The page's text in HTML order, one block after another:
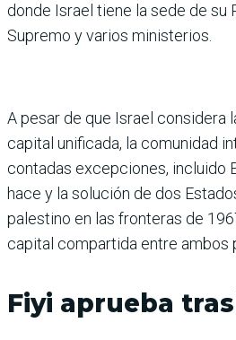
donde Israel tiene la sede de su
Supremo y varios ministerios.
A pesar de que Israel considera
capital unificada, la comunidad
contadas excepciones, incluido
hace y la solución de dos
palestino en las fronteras de
capital compartida entre ambos
Fiyi aprueba